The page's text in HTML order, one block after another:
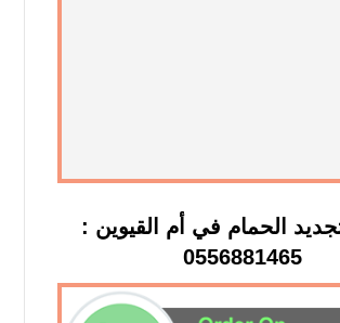
الحمام في أم القيوين :
0556881465